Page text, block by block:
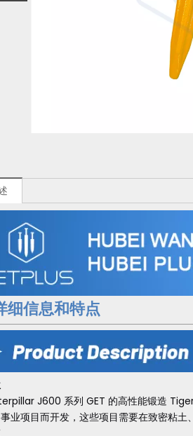
细信息和特点
J600 系列 GET 的高性能锻造
业项目而开发，这些项目需要在致密粘土